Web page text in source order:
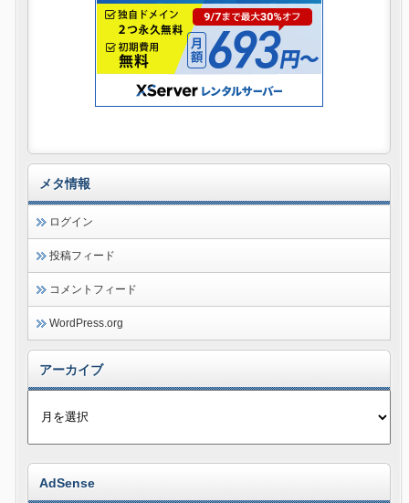
メタ情報
ログイン
投稿フィード
コメントフィード
WordPress.org
アーカイブ
AdSense